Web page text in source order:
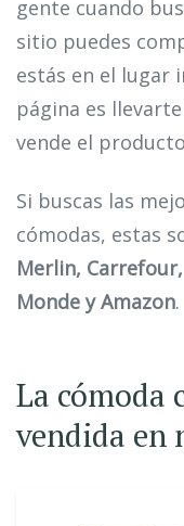
gente cuando
sitio puedes
estás en el lugar
página es
vende el
Si buscas las
cómodas, estas
Merlin,
Monde y Amazon.
La cómoda
vendida en